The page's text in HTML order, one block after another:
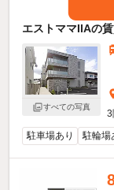
エストママIIAの
すべての写真
3
駐車場あり
駐輪場